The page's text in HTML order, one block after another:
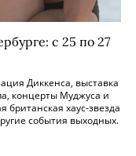
с 25 по 27
Диккенса, выставка
концерты Муджуса и
британская хаус-звезда
события выходных.